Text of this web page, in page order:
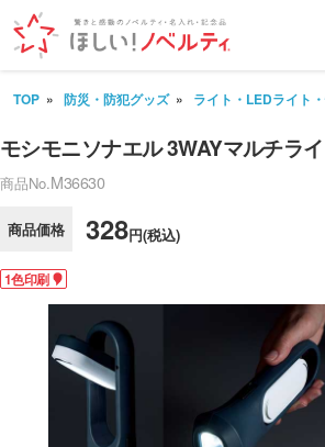
TOP 防災・防犯グッズ ライト・LEDライト
モシモニソナエル 3WAYマルチラ
商品No.M36630
商品価格 328円(税込)
1色印刷